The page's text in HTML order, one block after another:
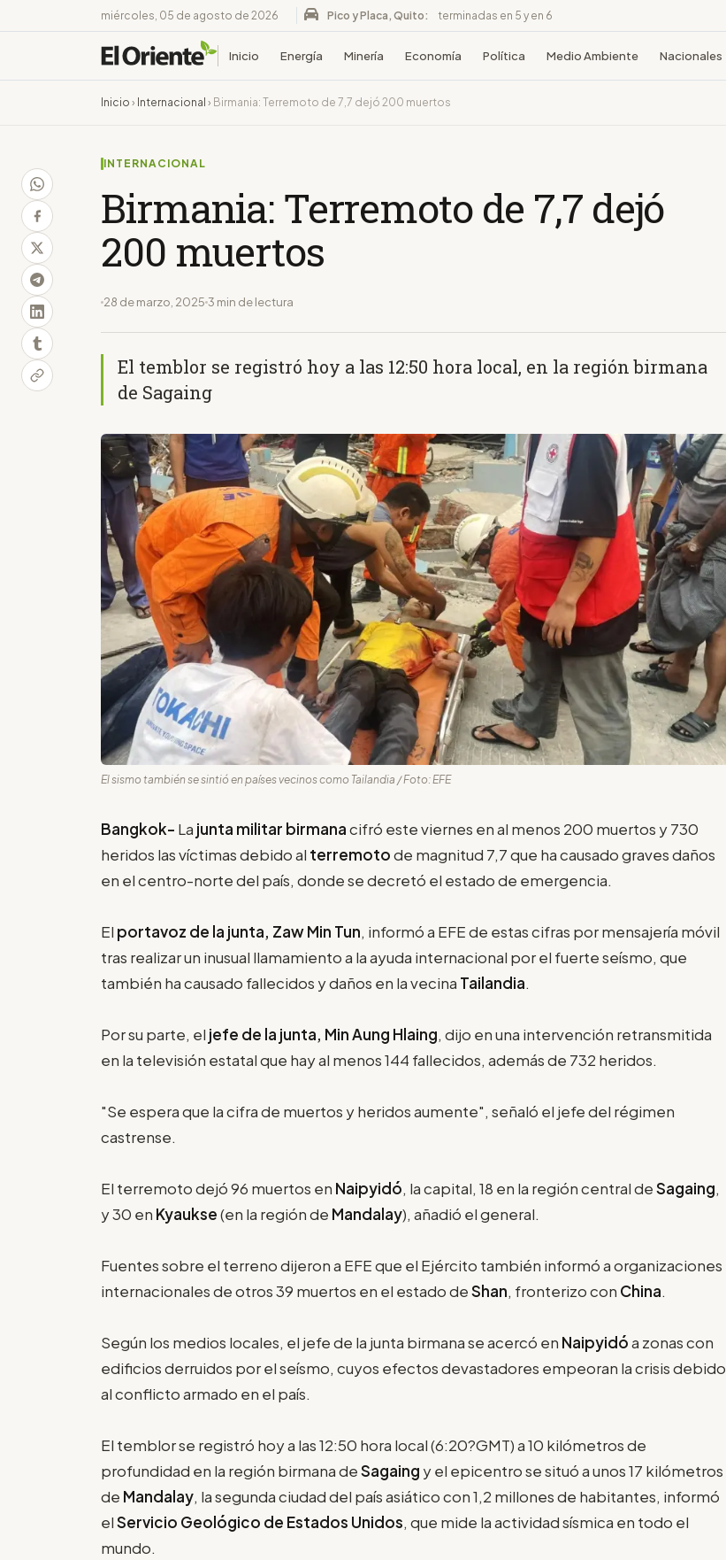
miércoles, 05 de agosto de 2026 Pico y Placa, Quito: terminadas en 5 y en 6
Inicio Energía Minería Economía Política Medio Ambiente Nacionales
Inicio › Internacional › Birmania: Terremoto de 7,7 dejó 200 muertos
INTERNACIONAL
Birmania: Terremoto de 7,7 dejó
200 muertos
28 de marzo, 2025 3 min de lectura
El temblor se registró hoy a las 12:50 hora local, en la región birmana
de Sagaing
El sismo también se sintió en países vecinos como Tailandia / Foto: EFE
Bangkok- La junta militar birmanacifró este viernes en al menos 200 muertos y 730
heridos las víctimas debido al terremotode magnitud 7,7 que ha causado graves daños
en el centro-norte del país, donde se decretó el estado de emergencia.
El portavoz de la junta, Zaw Min Tun, informó a EFE de estas cifras por mensajería móvil
tras realizar un inusual llamamiento a la ayuda internacional por el fuerte seísmo, que
también ha causado fallecidos y daños en la vecina Tailandia.
Por su parte, el jefe de la junta, Min Aung Hlaing, dijo en una intervención retransmitida
en la televisión estatal que hay al menos 144 fallecidos, además de 732 heridos.
"Se espera que la cifra de muertos y heridos aumente", señaló el jefe del régimen
castrense.
El terremoto dejó 96 muertos en Naipyidó, la capital, 18 en la región central deSagaing,
y 30 en Kyaukse(en la región de Mandalay), añadió el general.
Fuentes sobre el terreno dijeron a EFE que el Ejército también informó a organizaciones
internacionales de otros 39 muertos en el estado deShan, fronterizo con China.
Según los medios locales, el jefe de la junta birmana se acercó en Naipyidóa zonas con
edificios derruidos por el seísmo, cuyos efectos devastadores empeoran la crisis debido
al conflicto armado en el país.
El temblor se registró hoy a las 12:50 hora local (6:20?GMT) a 10 kilómetros de
profundidad en la región birmana deSagaing y el epicentro se situó a unos 17 kilómetros
de Mandalay, la segunda ciudad del país asiático con 1,2 millones de habitantes, informó
elServicio Geológico de Estados Unidos, que mide la actividad sísmica en todo el
mundo.